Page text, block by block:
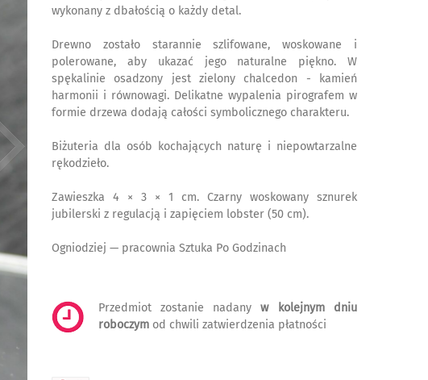
wykonany z dbałością o każdy detal.
Drewno zostało starannie szlifowane, woskowane i
polerowane, aby ukazać jego naturalne piękno. W
spękalinie osadzony jest zielony chalcedon - kamień
harmonii i równowagi. Delikatne wypalenia pirografem w
formie drzewa dodają całości symbolicznego charakteru.
Biżuteria dla osób kochających naturę i niepowtarzalne
rękodzieło.
Zawieszka 4 × 3 × 1 cm. Czarny woskowany sznurek
jubilerski z regulacją i zapięciem lobster (50 cm).
Ogniodziej — pracownia Sztuka Po Godzinach
Przedmiot zostanie nadanyw kolejnym dniu
roboczymod chwili zatwierdzenia płatności